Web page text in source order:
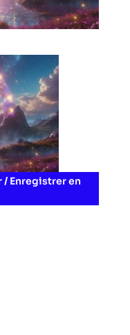
Enregistrer en